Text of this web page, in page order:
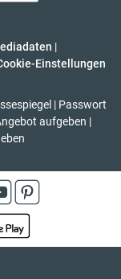
|
Einstellungen
| Passwort
aufgeben |